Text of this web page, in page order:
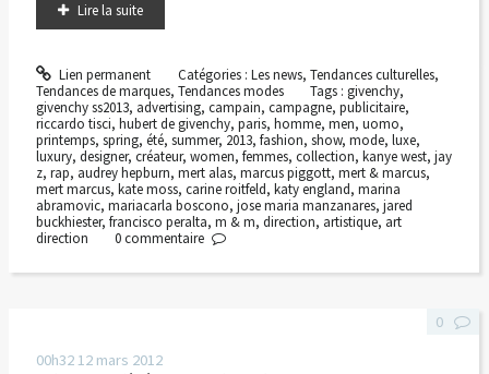
Lire la suite
Lien permanent Catégories : Les news, Tendances culturelles,
Tendances de marques, Tendances modes Tags :givenchy,
givenchy ss2013, advertising, campain, campagne, publicitaire,
riccardo tisci, hubert de givenchy, paris, homme, men, uomo,
printemps, spring, été, summer, 2013, fashion, show, mode, luxe,
luxury, designer, créateur, women, femmes, collection, kanye west, jay
z, rap, audrey hepburn, mert alas, marcus piggott, mert & marcus,
mert marcus, kate moss, carine roitfeld, katy england, marina
abramovic, mariacarla boscono, jose maria manzanares, jared
buckhiester, francisco peralta, m & m, direction, artistique, art
direction
0commentaire
00h3212 mars 2012
0